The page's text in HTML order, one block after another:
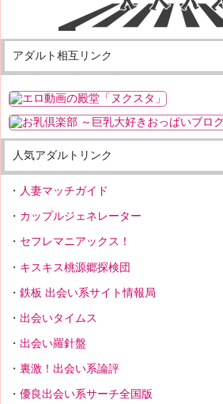
アダルト相互リンク
人気アダルトリンク
人妻マッチガイド
カップルジェネレーター
セフレマニアックス！
キスキス桃源郷探検団
鉄板 出会い系サイト情報局
出会いタイムス
出会い羅針盤
裏激！出会い系論評
優良出会い系サーチ全国版